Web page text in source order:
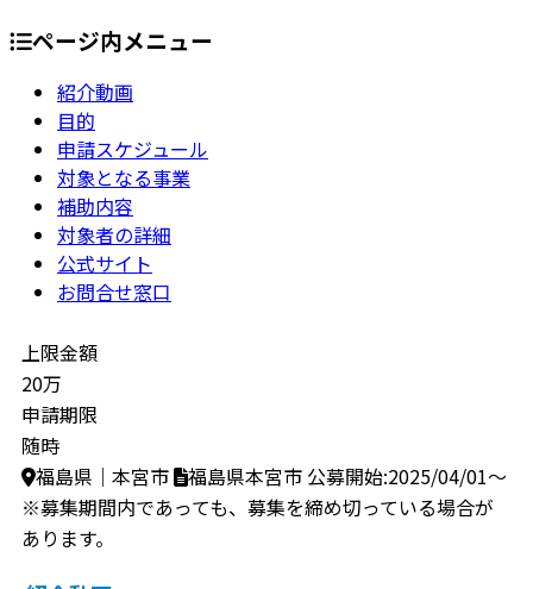
ページ内メニュー
紹介動画
目的
申請スケジュール
対象となる事業
補助内容
対象者の詳細
公式サイト
お問合せ窓口
上限金額
20万
申請期限
随時
福島県｜本宮市
福島県本宮市 公募開始:2025/04/01～
※募集期間内であっても、募集を締め切っている場合が
あります。